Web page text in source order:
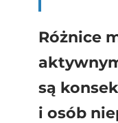
Różnice
są
i osób